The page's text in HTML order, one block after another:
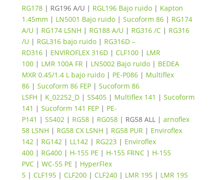
RG178| RG196 A/U | RGL196 Bajo ruido| Kapton
1.45mm | LN5001 Bajo ruido| Sucoform 86| RG174
A/U | RG174 LSNH | RG188 A/U | RG316 /C| RG316
/U | RGL316 bajo ruido| RG316D –
RD316| ENVIROFLEX 316D| CLF100| LMR
100| LMR 100A FR| LN5002 Bajo ruido| BEDEA
MXR 0.45/1.4 L bajo ruido| PE-P086| Multiflex
86| Sucoform 86 FEP| Sucoform 86
LSFH | K_02252_D| SS405| Multiflex 141 | Sucoform
141 | Sucoform 141 FEP| PE-
P141 | SS402| RG58| RG058| RG58 ALL | arnoflex
58 LSNH | RG58 CX LSNH | RG58 PUR| Enviroflex
142| RG142| LL142| RG223| Enviroflex
400| RG400| H-155 PE | H-155 FRNC| H-155
PVC| WC-55 PE | HyperFlex
5| CLF195| CLF200| CLF240| LMR 195| LMR 195